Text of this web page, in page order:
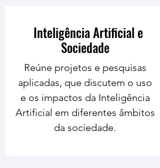
Inteligência Artificial e
Sociedade
Reúne projetos e pesquisas
aplicadas, que discutem o uso
e os impactos da Inteligência
Artificial em diferentes âmbitos
da sociedade.